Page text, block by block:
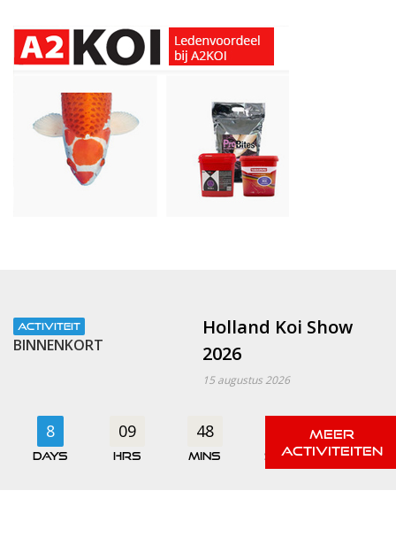
ACTIVITEIT
BINNENKORT
Holland Koi Show
2026
15 augustus 2026
8
days
09
hrs
48
mins secs